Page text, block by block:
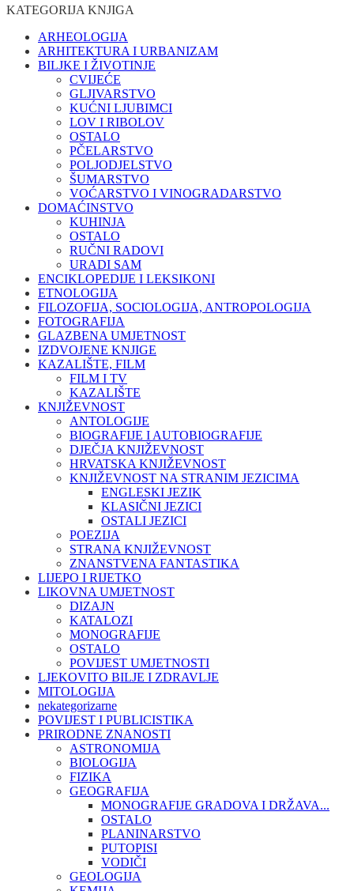
KATEGORIJA KNJIGA
ARHEOLOGIJA
ARHITEKTURA I URBANIZAM
BILJKE I ŽIVOTINJE
CVIJEĆE
GLJIVARSTVO
KUĆNI LJUBIMCI
LOV I RIBOLOV
OSTALO
PČELARSTVO
POLJODJELSTVO
ŠUMARSTVO
VOĆARSTVO I VINOGRADARSTVO
DOMAĆINSTVO
KUHINJA
OSTALO
RUČNI RADOVI
URADI SAM
ENCIKLOPEDIJE I LEKSIKONI
ETNOLOGIJA
FILOZOFIJA, SOCIOLOGIJA, ANTROPOLOGIJA
FOTOGRAFIJA
GLAZBENA UMJETNOST
IZDVOJENE KNJIGE
KAZALIŠTE, FILM
FILM I TV
KAZALIŠTE
KNJIŽEVNOST
ANTOLOGIJE
BIOGRAFIJE I AUTOBIOGRAFIJE
DJEČJA KNJIŽEVNOST
HRVATSKA KNJIŽEVNOST
KNJIŽEVNOST NA STRANIM JEZICIMA
ENGLESKI JEZIK
KLASIČNI JEZICI
OSTALI JEZICI
POEZIJA
STRANA KNJIŽEVNOST
ZNANSTVENA FANTASTIKA
LIJEPO I RIJETKO
LIKOVNA UMJETNOST
DIZAJN
KATALOZI
MONOGRAFIJE
OSTALO
POVIJEST UMJETNOSTI
LJEKOVITO BILJE I ZDRAVLJE
MITOLOGIJA
nekategorizarne
POVIJEST I PUBLICISTIKA
PRIRODNE ZNANOSTI
ASTRONOMIJA
BIOLOGIJA
FIZIKA
GEOGRAFIJA
MONOGRAFIJE GRADOVA I DRŽAVA...
OSTALO
PLANINARSTVO
PUTOPISI
VODIČI
GEOLOGIJA